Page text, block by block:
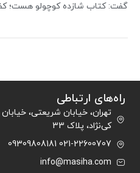
گفت: کتاب شازده کوچولو هست؛
راه‌های ارتباطی
تهران، خیابان شریعتی،
کی‌نژاد، پلاک 33
021-22600707 09309808181
info@masiha.com